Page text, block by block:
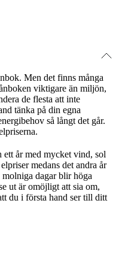
Men det finns många
viktigare än miljön,
de flesta att inte
tänka på din egna
så långt det går.
år med mycket vind, sol
medans det andra år
dagar blir höga
ut är omöjligt att sia om,
du i första hand ser till ditt